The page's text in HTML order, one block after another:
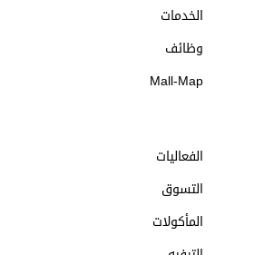
الخدمات
وظائف
Mall-Map
الفعاليات
التسوق
المأكولات